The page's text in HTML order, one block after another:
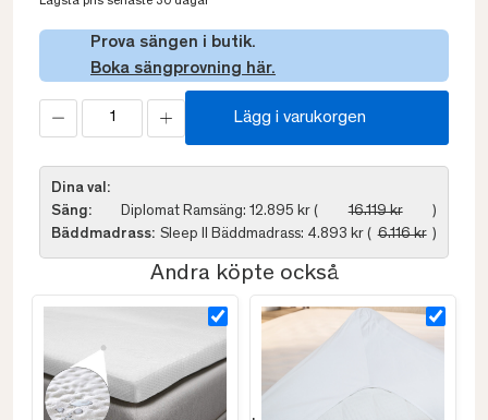
Prova sängen i butik.
Boka sängprovning här.
Lägg i varukorgen
Dina val:
Säng:
Diplomat Ramsäng: 12.895 kr ( 16.119 kr
)
Bäddmadrass: Sleep II Bäddmadrass: 4.893 kr ( 6.116 kr )
Andra köpte också